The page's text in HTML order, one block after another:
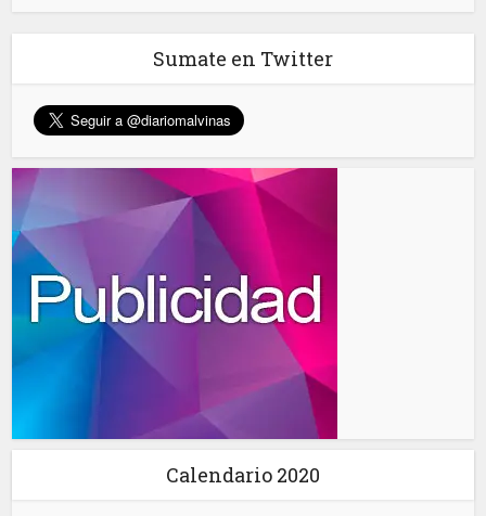
Sumate en Twitter
Calendario 2020